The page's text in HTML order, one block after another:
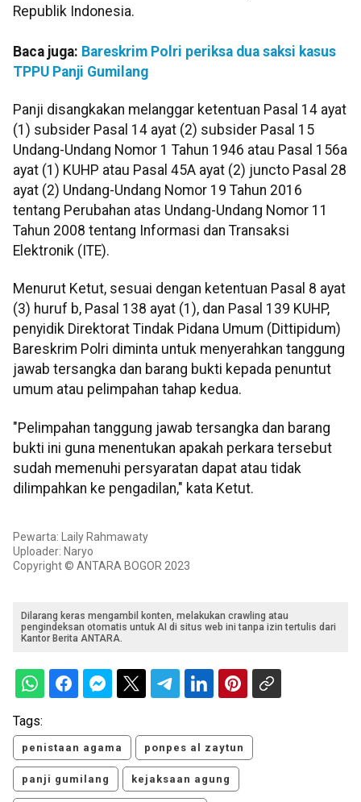
Republik Indonesia.
Baca juga: Bareskrim Polri periksa dua saksi kasus
TPPU Panji Gumilang
Panji disangkakan melanggar ketentuan Pasal 14 ayat
(1) subsider Pasal 14 ayat (2) subsider Pasal 15
Undang-Undang Nomor 1 Tahun 1946 atau Pasal 156a
ayat (1) KUHP atau Pasal 45A ayat (2) juncto Pasal 28
ayat (2) Undang-Undang Nomor 19 Tahun 2016
tentang Perubahan atas Undang-Undang Nomor 11
Tahun 2008 tentang Informasi dan Transaksi
Elektronik (ITE).
Menurut Ketut, sesuai dengan ketentuan Pasal 8 ayat
(3) huruf b, Pasal 138 ayat (1), dan Pasal 139 KUHP,
penyidik Direktorat Tindak Pidana Umum (Dittipidum)
Bareskrim Polri diminta untuk menyerahkan tanggung
jawab tersangka dan barang bukti kepada penuntut
umum atau pelimpahan tahap kedua.
"Pelimpahan tanggung jawab tersangka dan barang
bukti ini guna menentukan apakah perkara tersebut
sudah memenuhi persyaratan dapat atau tidak
dilimpahkan ke pengadilan," kata Ketut.
Pewarta: Laily Rahmawaty
Uploader: Naryo
Copyright © ANTARA BOGOR 2023
Dilarang keras mengambil konten, melakukan crawling atau
pengindeksan otomatis untuk AI di situs web ini tanpa izin tertulis dari
Kantor Berita ANTARA.
Tags:
penistaan agama ponpes al zaytun
panji gumilang kejaksaan agung